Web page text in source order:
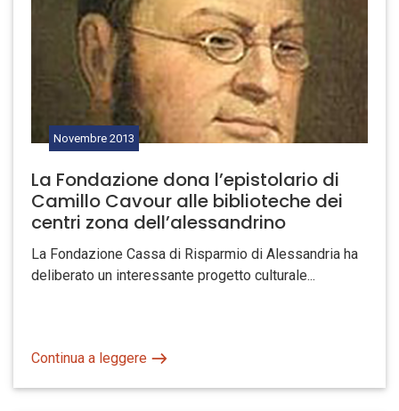
Novembre 2013
La Fondazione dona l’epistolario di
Camillo Cavour alle biblioteche dei
centri zona dell’alessandrino
La Fondazione Cassa di Risparmio di Alessandria ha
deliberato un interessante progetto culturale...
Continua a leggere